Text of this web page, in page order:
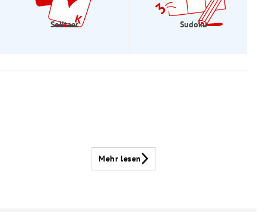
Solitaer Sudoku
Mehr lesen